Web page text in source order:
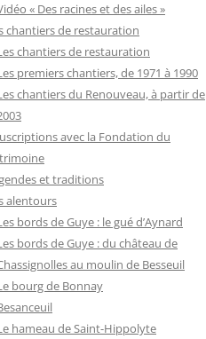
« Des racines et des ailes »
chantiers de restauration
chantiers de restauration
premiers chantiers, de 1971 à 1990
chantiers du Renouveau, à partir de
avec la Fondation du
et traditions
alentours
bords de Guye : le gué d’Aynard
bords de Guye : du château de
au moulin de Besseuil
bourg de Bonnay
hameau de Saint-Hippolyte